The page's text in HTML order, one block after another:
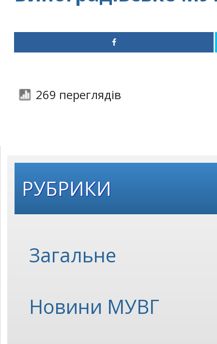
269 переглядів
РУБРИКИ
Загальне
Новини МУВГ